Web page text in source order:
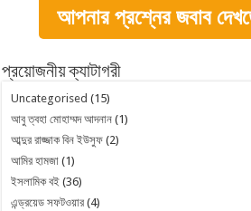
আপনার প্রশ্নের জবাব
প্রয়োজনীয় ক্যাটাগরী
Uncategorised (15)
আবু ত্বহা মোহাম্মদ আদনান (1)
আব্দুর রাজ্জাক বিন ইউসুফ (2)
আমির হামজা (1)
ইসলামিক বই (36)
এন্ড্রয়েড সফটওয়ার (4)